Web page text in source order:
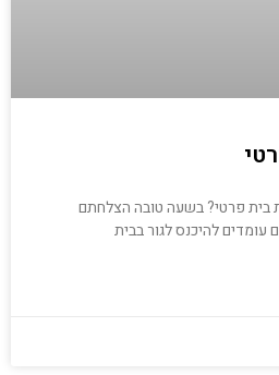
בית פרטי? בשעה טובה הצלחתם
להיכנס לגור בבית